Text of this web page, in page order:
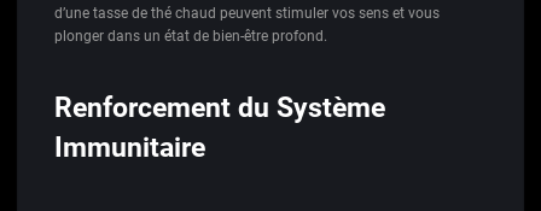
d’une tasse de thé chaud peuvent stimuler vos sens et vous
plonger dans un état de bien-être profond.
Renforcement du Système
Immunitaire